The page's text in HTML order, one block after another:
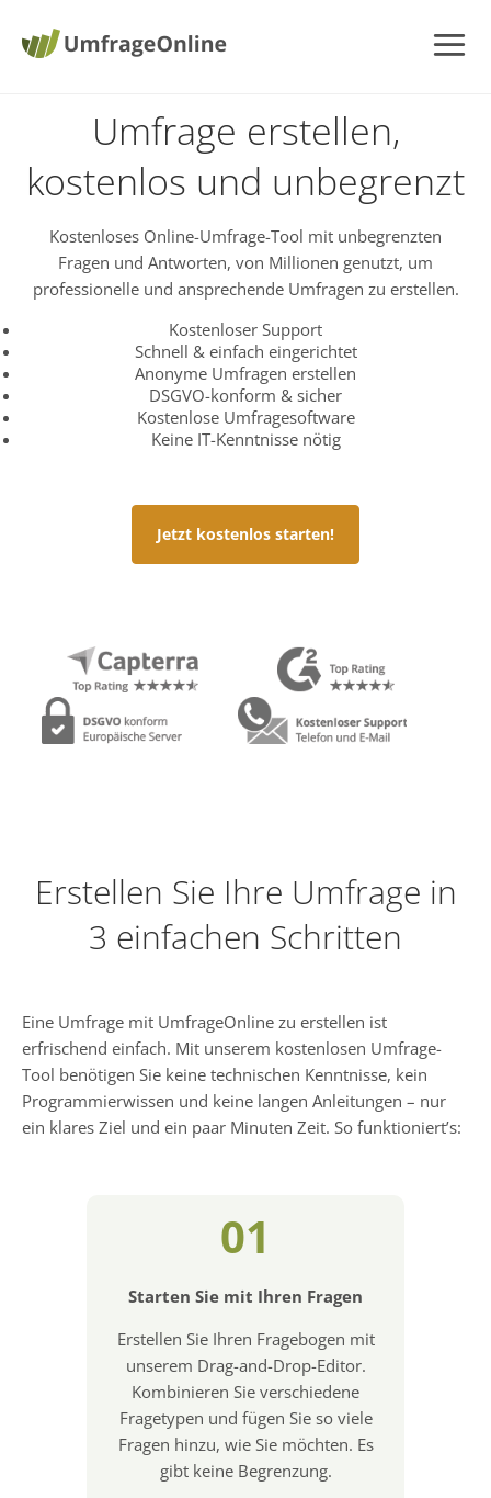
Umfrage erstellen,
kostenlos und unbegrenzt
Kostenloses Online-Umfrage-Tool mit unbegrenzten
Fragen und Antworten, von Millionen genutzt, um
professionelle und ansprechende Umfragen zu erstellen.
Kostenloser Support
Schnell & einfach eingerichtet
Anonyme Umfragen erstellen
DSGVO-konform & sicher
Kostenlose Umfragesoftware
Keine IT-Kenntnisse nötig
Jetzt kostenlos starten!
Erstellen Sie Ihre Umfrage in
3 einfachen Schritten
Eine Umfrage mit UmfrageOnline zu erstellen ist
erfrischend einfach. Mit unserem kostenlosen Umfrage-
Tool benötigen Sie keine technischen Kenntnisse, kein
Programmierwissen und keine langen Anleitungen – nur
ein klares Ziel und ein paar Minuten Zeit. So funktioniert’s:
01
Starten Sie mit Ihren Fragen
Erstellen Sie Ihren Fragebogen mit
unserem Drag-and-Drop-Editor.
Kombinieren Sie verschiedene
Fragetypen und fügen Sie so viele
Fragen hinzu, wie Sie möchten. Es
gibt keine Begrenzung.